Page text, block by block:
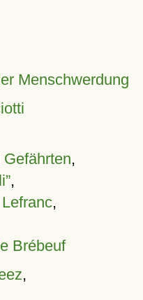
Menschwerdung
,
,
,
Brébeuf
,